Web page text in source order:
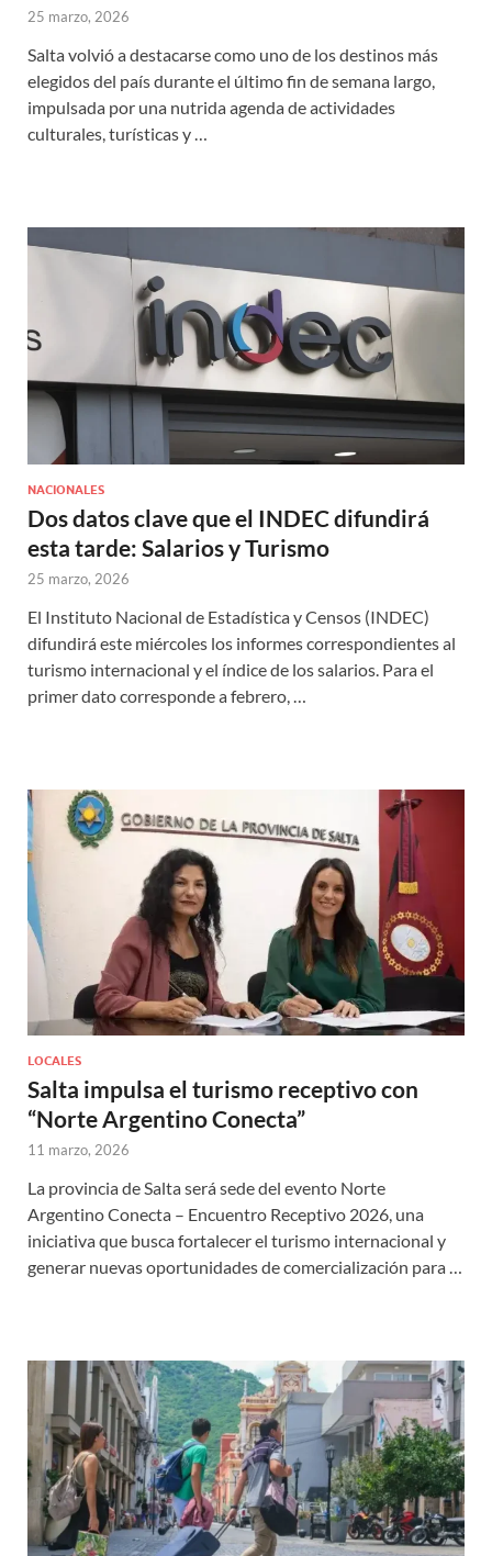
25 marzo, 2026
Salta volvió a destacarse como uno de los destinos más
elegidos del país durante el último fin de semana largo,
impulsada por una nutrida agenda de actividades
culturales, turísticas y …
NACIONALES
Dos datos clave que el INDEC difundirá
esta tarde: Salarios y Turismo
25 marzo, 2026
El Instituto Nacional de Estadística y Censos (INDEC)
difundirá este miércoles los informes correspondientes al
turismo internacional y el índice de los salarios. Para el
primer dato corresponde a febrero, …
LOCALES
Salta impulsa el turismo receptivo con
“Norte Argentino Conecta”
11 marzo, 2026
La provincia de Salta será sede del evento Norte
Argentino Conecta – Encuentro Receptivo 2026, una
iniciativa que busca fortalecer el turismo internacional y
generar nuevas oportunidades de comercialización para …